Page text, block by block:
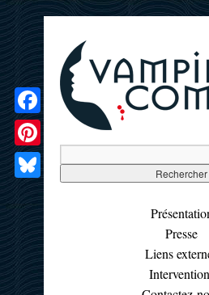
Presse
Liens
Facebook
Pinterest
Bluesky